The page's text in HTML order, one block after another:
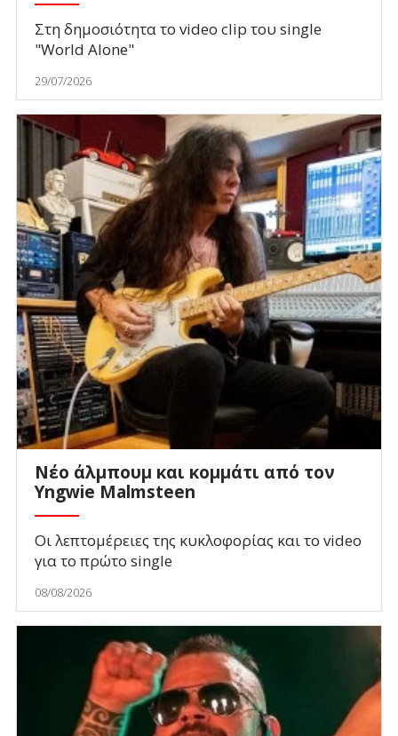
Στη δημοσιότητα το video clip του single
"World Alone"
29/07/2026
Νέο άλμπουμ και κομμάτι από τον
Yngwie Malmsteen
Οι λεπτομέρειες της κυκλοφορίας και το video
για το πρώτο single
08/08/2026